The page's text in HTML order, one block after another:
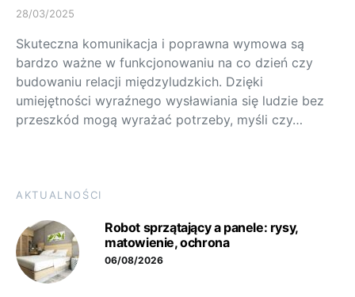
28/03/2025
Skuteczna komunikacja i poprawna wymowa są
bardzo ważne w funkcjonowaniu na co dzień czy
budowaniu relacji międzyludzkich. Dzięki
umiejętności wyraźnego wysławiania się ludzie bez
przeszkód mogą wyrażać potrzeby, myśli czy…
AKTUALNOŚCI
Robot sprzątający a panele: rysy,
matowienie, ochrona
06/08/2026